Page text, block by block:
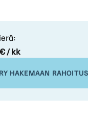
€ / kk
HAKEMAAN